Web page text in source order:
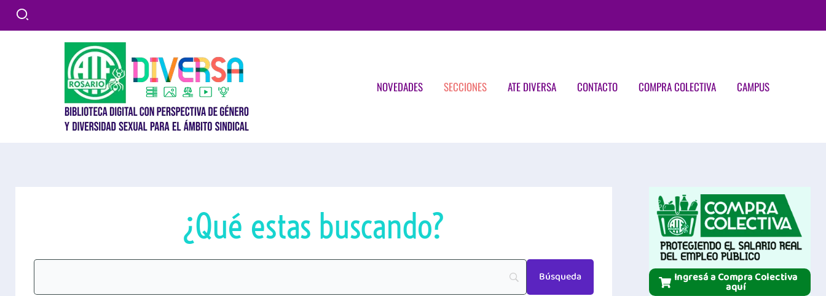
NOVEDADES SECCIONES ATE DIVERSA CONTACTO COMPRA COLECTIVA CAMPUS
¿Qué estas buscando?
Ingresá a Compra Colectiva
aquí